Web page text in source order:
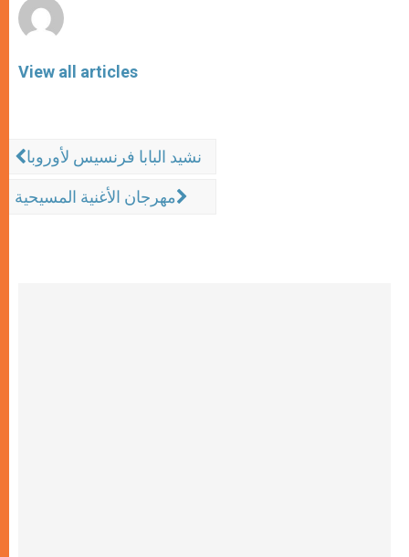
View all articles
نشيد البابا فرنسيس لأوروبا
مهرجان الأغنية المسيحية